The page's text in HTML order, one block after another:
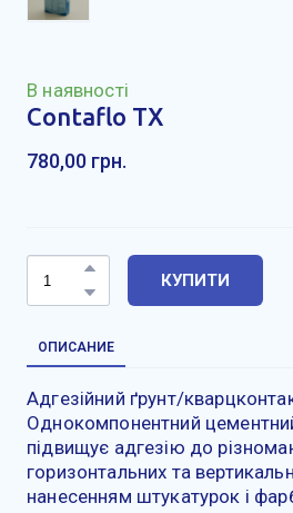
В наявності
Contaflo TX
780,00 грн.
КУПИТИ
ОПИСАНИЕ
Адгезійний ґрунт/
Однокомпонентний
підвищує адгезію до
горизонтальних та
нанесенням штукатурок і